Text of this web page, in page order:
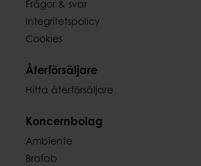
Frågor & svar
Integritetspolicy
Cookies
Återförsäljare
Hitta återförsäljare
Koncernbolag
Ambiente
Brafab